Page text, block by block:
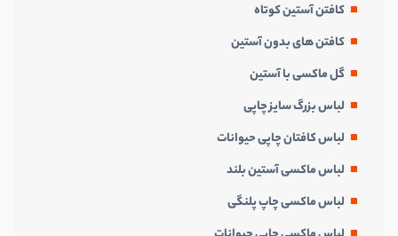
کافتن آستین کوتاه
کافتن های بدون آستین
گل ماکسی با آستین
لباس بزرگ سایز چاپی
لباس کافتان چاپی حیوانات
لباس ماکسی آستین بلند
لباس ماکسی چاپ پلنگی